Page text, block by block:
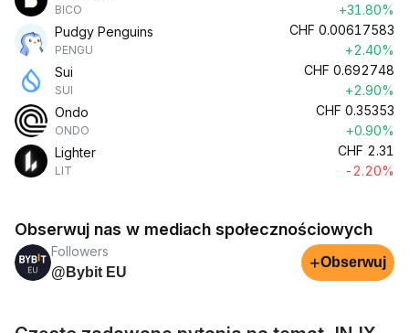
BICO
+31.80%
Pudgy Penguins
PENGU
CHF 0.00617583
+2.40%
Sui
SUI
CHF 0.692748
+2.90%
Ondo
ONDO
CHF 0.35353
+0.90%
Lighter
LIT
CHF 2.31
-2.20%
Obserwuj nas w mediach społecznościowych
Followers
@Bybit EU
+Obserwuj